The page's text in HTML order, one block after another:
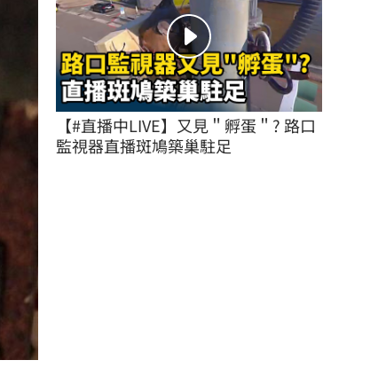
【#直播中LIVE】又見＂孵蛋＂? 路口
監視器直播斑鳩築巢駐足